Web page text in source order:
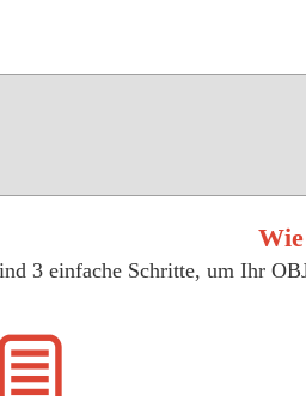
3 einfache Schritte, um Ihr